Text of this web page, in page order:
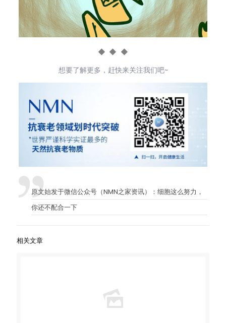
◆ ◆ ◆
想要了解更多，赶快来关注我们吧~
原文始发于微信公众号（NMN之家资讯）： 细胞这么努力，
你还不配合一下
相关文章